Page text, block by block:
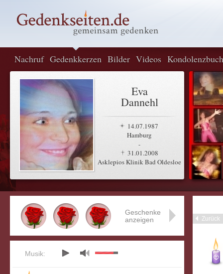
Nachruf Gedenkkerzen Bilder Videos Kondolenzbuch
Eva
Dannehl
14.07.1987
Hamburg
-
31.01.2008
Asklepios Klinik Bad Oldesloe
Zurück
Geschenke
anzeigen
Musik: